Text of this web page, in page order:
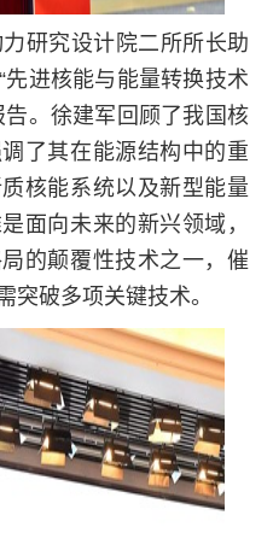
研究设计院二所所长助
进核能与能量转换技术
。徐建军回顾了我国核
了其在能源结构中的重
核能系统以及新型能量
面向未来的新兴领域，
的颠覆性技术之一，催
突破多项关键技术。